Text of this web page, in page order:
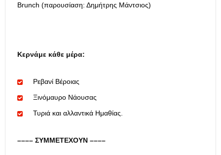
Brunch (παρουσίαση: Δημήτρης Μάντσιος)
Κερνάμε κάθε μέρα:
Ρεβανί Βέροιας
Ξινόμαυρο Νάουσας
Τυριά και αλλαντικά Ημαθίας.
–––– ΣΥΜΜΕΤΕΧΟΥΝ ––––